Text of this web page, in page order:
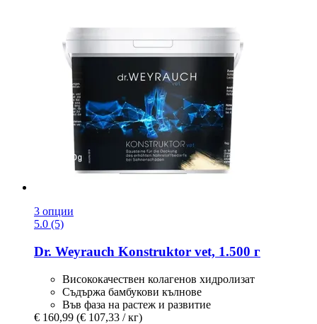
3 опции
5.0 (5)
Dr. Weyrauch Konstruktor vet, 1.500 г
Висококачествен колагенов хидролизат
Съдържа бамбукови кълнове
Във фаза на растеж и развитие
€ 160,99 (€ 107,33 / кг)